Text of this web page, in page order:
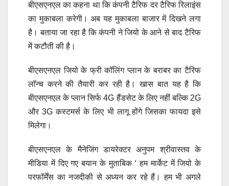
बीएसएनएल का कहना था कि कंपनी टैरिफ दर टैरिफ रिलाइंस
का मुकाबला करेगी। अब यह मुकाबला बाजार में दिखने लगा
है। बताया जा रहा है कि कंपनी ने जियो के आने से बाद टैरिफ
में कटौती की है।
बीएसएनएल जियो के फ्री कॉलिंग प्लान के बराबर का टैरिफ
लॉन्च करने की तैयारी कर रही है। खास बात यह है कि
बीएसएनएल के प्लान सिर्फ 4G हैंडसेट के लिए नहीं बल्कि 2G
और 3G कस्टमर्स के लिए भी लागू होंगे जिसका फायदा इसे
मिलेगा।
बीएसएनएल के मैनेजिंग डायरेक्टर अनुपम श्रीवास्तव के
मीडिया में दिए गए बयान के मुताबिक ‘ हम मार्केट में जियो के
परफॉर्मेंस का नजदीकी से अध्यन कर रहे हैं। हम भी अगले